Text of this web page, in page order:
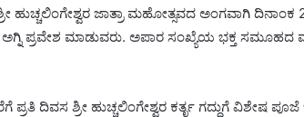
ಜಾತ್ರಾ ಮಹೋತ್ಸವದ ಅಂಗವಾಗಿ ದಿನಾಂಕ
ಪ್ರವೇಶ ಮಾಡುವರು. ಅಪಾರ ಸಂಖ್ಯೆಯ ಭಕ್ತ ಸಮೂಹದ
ದಿವಸ ಶ್ರೀ ಹುಚ್ಚಲಿಂಗೇಶ್ವರ ಕರ್ತೃ ಗದ್ದುಗೆ ವಿಶೇಷ